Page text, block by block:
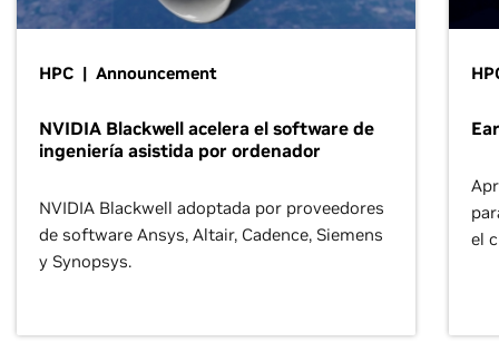
HPC | Announcement
NVIDIA Blackwell acelera el software de
ingeniería asistida por ordenador
NVIDIA Blackwell adoptada por proveedores
de software Ansys, Altair, Cadence, Siemens
y Synopsys.
el